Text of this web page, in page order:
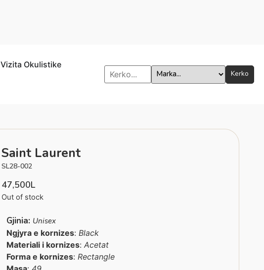
Vizita Okulistike
Kerko
Saint Laurent
SL28-002
47,500L
Out of stock
Gjinia: Unisex
Ngjyra e kornizes:Black
Materiali i kornizes:Acetat
Forma e kornizes:Rectangle